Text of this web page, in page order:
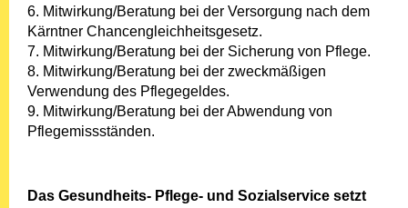
6. Mitwirkung/Beratung bei der Versorgung nach dem
Kärntner Chancengleichheitsgesetz.
7. Mitwirkung/Beratung bei der Sicherung von Pflege.
8. Mitwirkung/Beratung bei der zweckmäßigen
Verwendung des Pflegegeldes.
9. Mitwirkung/Beratung bei der Abwendung von
Pflegemissständen.
Das Gesundheits- Pflege- und Sozialservice setzt